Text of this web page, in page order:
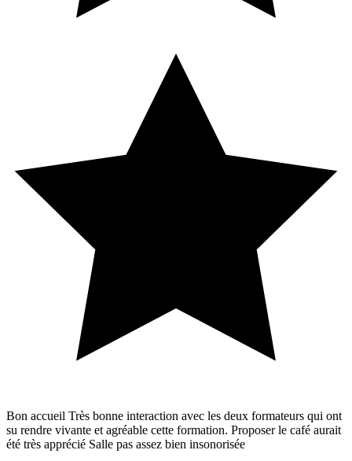
Bon accueil Très bonne interaction avec les deux formateurs qui ont
su rendre vivante et agréable cette formation. Proposer le café aurait
été très apprécié Salle pas assez bien insonorisée